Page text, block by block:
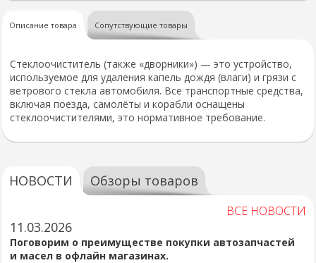
Описание товара Сопутствующие товары
Стеклоочиститель (также «дворники») — это устройство,
используемое для удаления капель дождя (влаги) и грязи с
ветрового стекла автомобиля. Все транспортные средства,
включая поезда, самолёты и корабли оснащены
стеклоочистителями, это нормативное требование.
НОВОСТИ Обзоры товаров
ВСЕ НОВОСТИ
11.03.2026
Поговорим о преимуществе покупки автозапчастей
и масел в офлайн магазинах.